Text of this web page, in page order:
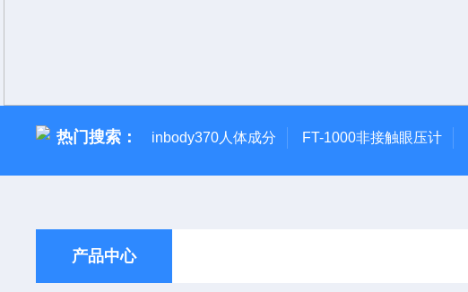
热门搜索： inbody370人体成分 FT-1000非接触眼压计
产品中心